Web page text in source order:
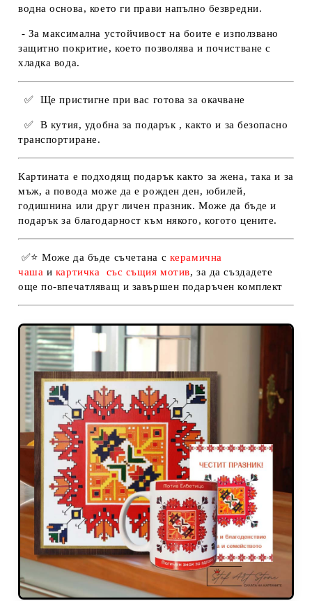
водна основа, което ги прави напълно безвредни.
- За максимална устойчивост на боите е използвано
защитно покритие, което позволява и почистване с
хладка вода.
✅ Ще пристигне при вас готова за окачване
✅
В кутия, удобна за подарък , както и за безопасно
транспортиране.
Картината е подходящ подарък както за жена, така и за
мъж, а повода може да е рожден ден, юбилей,
годишнина или друг личен празник. Може да бъде и
подарък за благодарност към някого, когото цените.
✅⭐Може да бъде съчетана с керамична
чаша и картичка със същия мотив, за да създадете
още по-впечатляващ и завършен подаръчен комплект